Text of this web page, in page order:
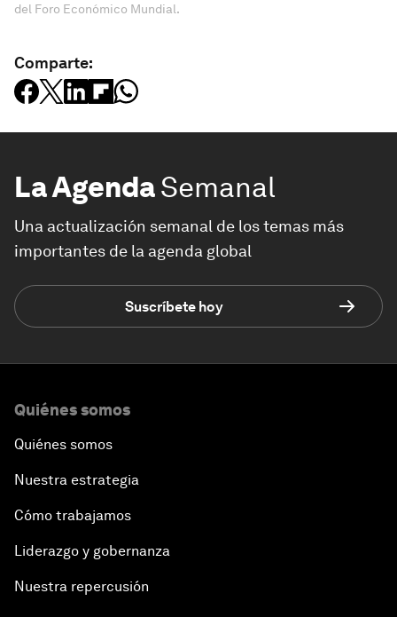
del Foro Económico Mundial.
Comparte:
La AgendaSemanal
Una actualización semanal de los temas más
importantes de la agenda global
Suscríbete hoy
Quiénes somos
Quiénes somos
Nuestra estrategia
Cómo trabajamos
Liderazgo y gobernanza
Nuestra repercusión